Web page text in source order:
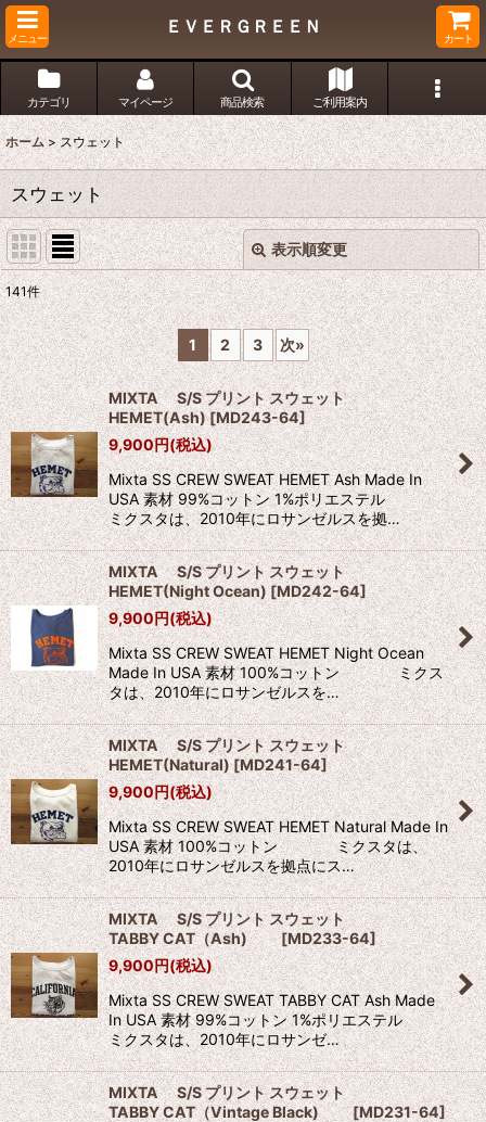
メニュー
ＥＶＥＲＧＲＥＥＮ
カート
カテゴリ マイページ 商品検索 ご利用案内
ホーム > スウェット
スウェット
表示順変更
表示数:
並び順:
絞り込む
閉じる
141件
1 2 3 次»
MIXTA S/S プリント スウェット
HEMET(Ash) [MD243-64]
9,900円(税込)
Mixta SS CREW SWEAT HEMET Ash Made In
USA 素材 99%コットン 1%ポリエステル
ミクスタは、2010年にロサンゼルスを拠…
MIXTA S/S プリント スウェット
HEMET(Night Ocean) [MD242-64]
9,900円(税込)
Mixta SS CREW SWEAT HEMET Night Ocean
Made In USA 素材 100%コットン ミクス
タは、2010年にロサンゼルスを…
MIXTA S/S プリント スウェット
HEMET(Natural) [MD241-64]
9,900円(税込)
Mixta SS CREW SWEAT HEMET Natural Made In
USA 素材 100%コットン ミクスタは、
2010年にロサンゼルスを拠点にス…
MIXTA S/S プリント スウェット
TABBY CAT（Ash) [MD233-64]
9,900円(税込)
Mixta SS CREW SWEAT TABBY CAT Ash Made
In USA 素材 99%コットン 1%ポリエステル
ミクスタは、2010年にロサンゼ…
MIXTA S/S プリント スウェット
TABBY CAT（Vintage Black)[MD231-64]